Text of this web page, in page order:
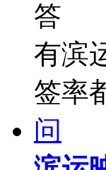
答
有滨
签率
问